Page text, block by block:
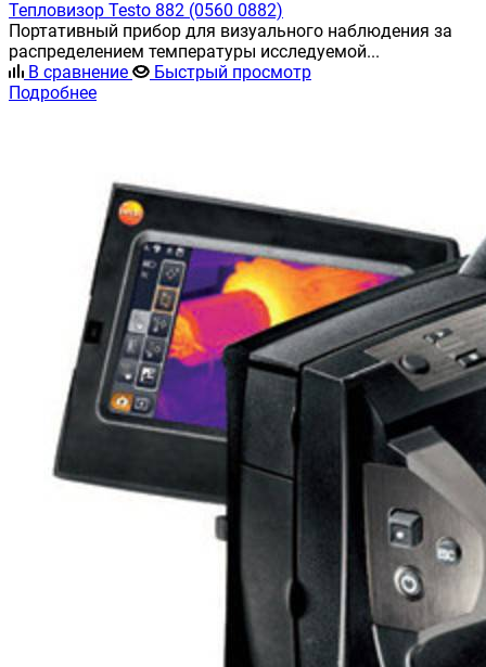
Тепловизор Testo 882 (0560 0882)
Портативный прибор для визуального наблюдения за
распределением температуры исследуемой...
В сравнение
Быстрый просмотр
Подробнее